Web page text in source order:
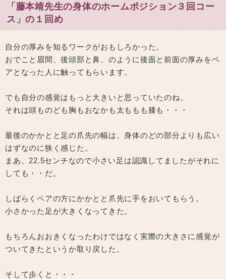
「藤本靖先生の身体のホームポジション３回コー
ス」の１回め
自分の厚みを知るワークがおもしろかった。
おでこと眉間、後頭部と鼻、のように後面と前面の厚みをペ
アとなった人に触ってもらいます。
でも自分の感覚はもっと大きいと思っていたのね。
それは頭ものども胸もおなかも太ももも膝も・・・
最後のかかとと足の爪先の幅は、身体のどの部分よりも広い
はずなのに狭く感じた。
まあ、22.5センチなので小さい足は認識してましたがそれに
しても・・だ。
しばらくペアの方にかかとと爪先に手をおいてもらう。
小さかった足が大きくなってきた。
もちろんおおきくなったわけではなく実際の大きさに感覚が
ついてきたというか取り戻した。
そして歩くと・・・